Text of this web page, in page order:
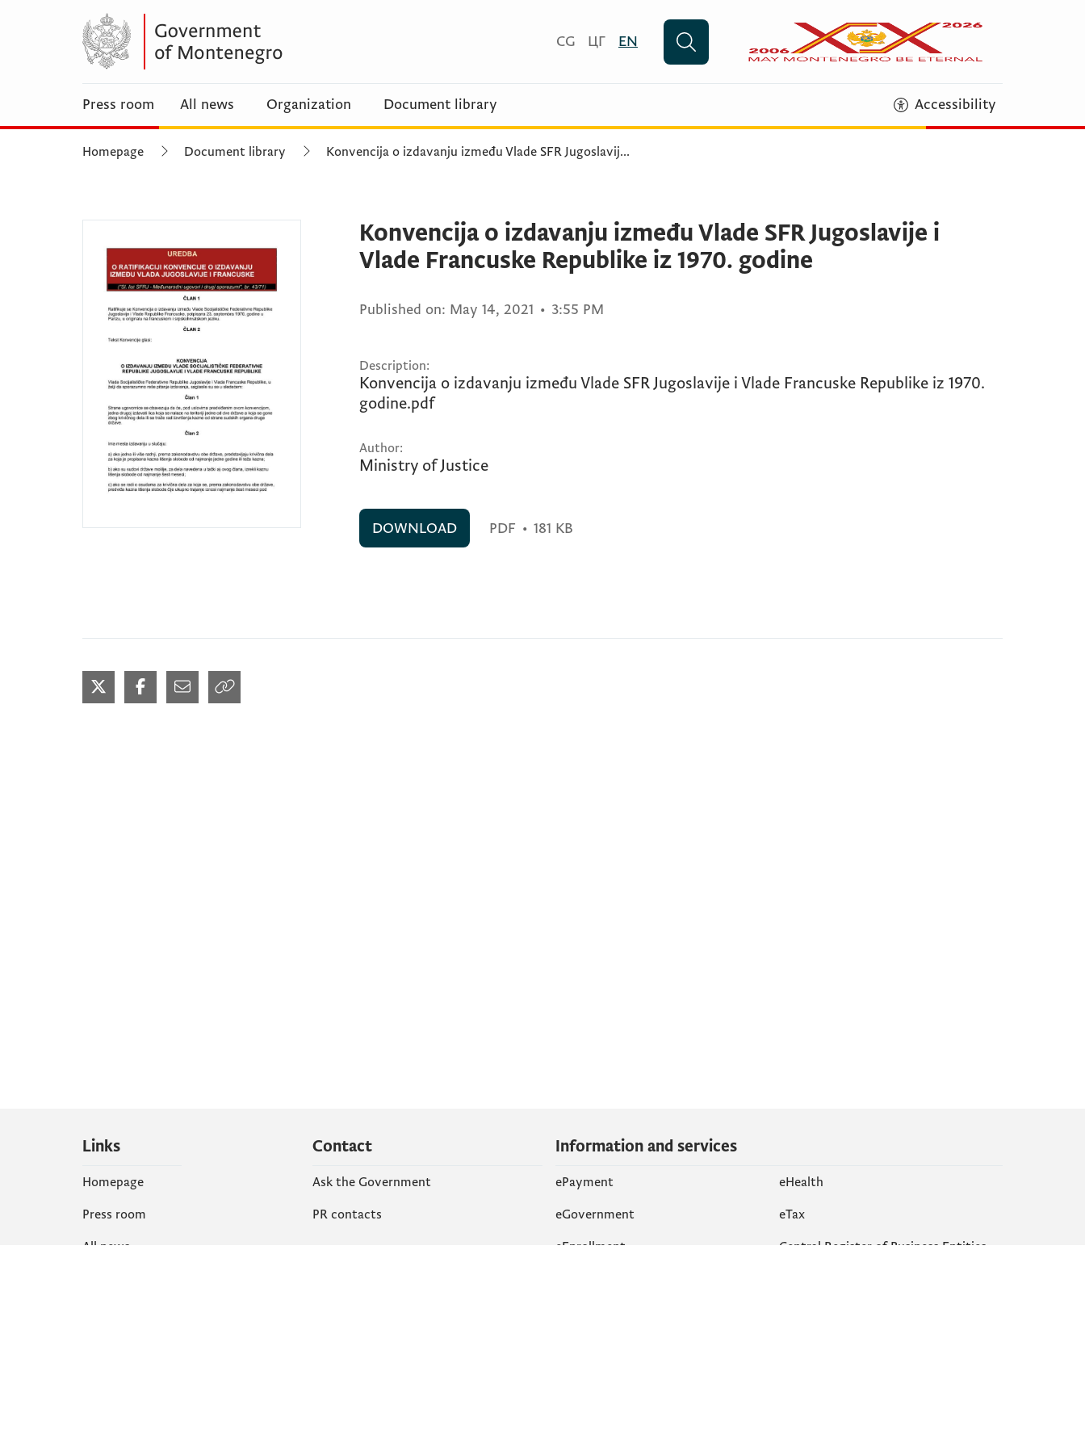
CG ЦГ EN
Press room All news Organization Document library Accessibility
Homepage Document library Konvencija o izdavanju između Vlade SFR Jugoslavij...
Konvencija o izdavanju između Vlade SFR Jugoslavije i
Vlade Francuske Republike iz 1970. godine
Published on: May 14, 2021 • 3:55 PM
Description:
Konvencija o izdavanju između Vlade SFR Jugoslavije i Vlade Francuske Republike iz 1970.
godine.pdf
Author:
Ministry of Justice
DOWNLOAD PDF • 181 KB
Links
Homepage
Press room
All news
Contact
Ask the Government
PR contacts
Information and services
ePayment
eHealth
eGovernment
еTax
eEnrollment
Central Register of Business Entities